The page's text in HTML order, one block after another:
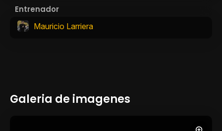
Entrenador
Mauricio Larriera
Galeria de imagenes